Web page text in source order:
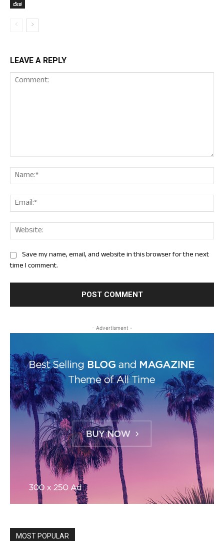
ದೇಶ
LEAVE A REPLY
Save my name, email, and website in this browser for the next
time I comment.
- Advertisment -
MOST POPULAR